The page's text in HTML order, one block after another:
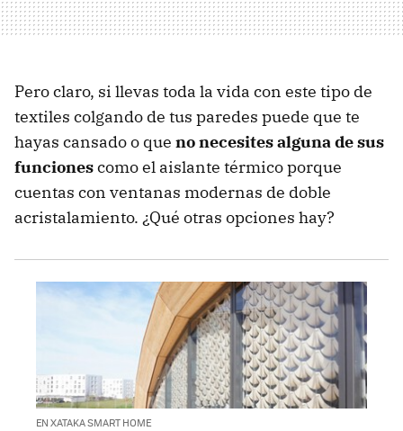
Pero claro, si llevas toda la vida con este tipo de
textiles colgando de tus paredes puede que te
hayas cansado o que no necesites alguna de sus
funcionescomo el aislante térmico porque
cuentas con ventanas modernas de doble
acristalamiento. ¿Qué otras opciones hay?
EN XATAKA SMART HOME